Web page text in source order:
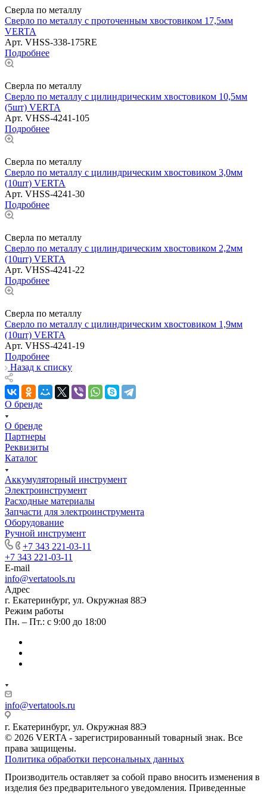
Сверла по металлу
Сверло по металлу с проточенным хвостовиком 17,5мм
VERTA
Арт. VHSS-338-175RE
Подробнее
Сверла по металлу
Сверло по металлу с цилиндрическим хвостовиком 10,5мм
(5шт) VERTA
Арт. VHSS-4241-105
Подробнее
Сверла по металлу
Сверло по металлу с цилиндрическим хвостовиком 3,0мм
(10шт) VERTA
Арт. VHSS-4241-30
Подробнее
Сверла по металлу
Сверло по металлу с цилиндрическим хвостовиком 2,2мм
(10шт) VERTA
Арт. VHSS-4241-22
Подробнее
Сверла по металлу
Сверло по металлу с цилиндрическим хвостовиком 1,9мм
(10шт) VERTA
Арт. VHSS-4241-19
Подробнее
Назад к списку
О бренде
О бренде
Партнеры
Реквизиты
Каталог
Аккумуляторный инструмент
Электроинструмент
Расходные материалы
Запчасти для электроинструмента
Оборудование
Ручной инструмент
+7 343 221-03-11
+7 343 221-03-11
E-mail
info@vertatools.ru
Адрес
г. Екатеринбург, ул. Окружная 88Э
Режим работы
Пн. – Пт.: с 9:00 до 18:00
info@vertatools.ru
г. Екатеринбург, ул. Окружная 88Э
© 2026 VERTA - зарегистрированный товарный знак. Все
права защищены.
Политика обработки персональных данных
Производитель оставляет за собой право вносить изменения в
изделия без предварительного уведомления. Приведенные